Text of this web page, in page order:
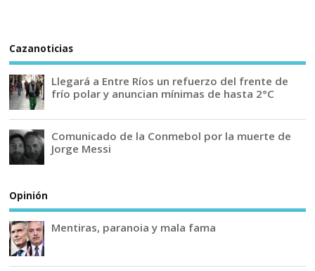
Cazanoticias
Llegará a Entre Ríos un refuerzo del frente de
frío polar y anuncian mínimas de hasta 2°C
Comunicado de la Conmebol por la muerte de
Jorge Messi
Opinión
Mentiras, paranoia y mala fama